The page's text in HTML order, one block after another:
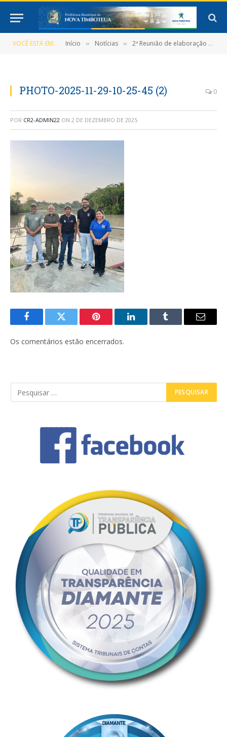
VOCÊ ESTÁ EM: Início » Notícias » 2ª Reunião de elaboração do Acordo de Pesca
PHOTO-2025-11-29-10-25-45 (2) 0
POR CR2-ADMIN22 ON 2 DE DEZEMBRO DE 2025
FacebookTwitter Pinterest LinkedInTumblr
E-
Os comentários estão encerrados.